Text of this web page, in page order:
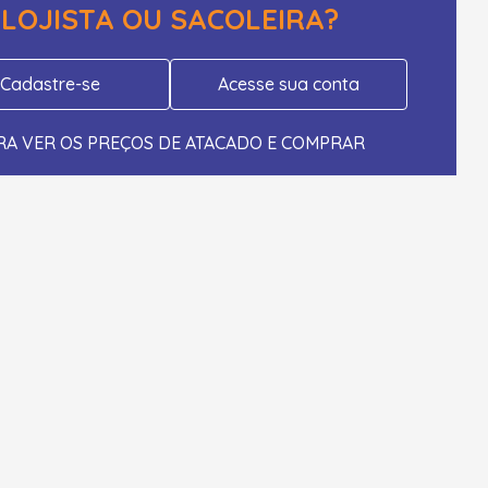
LOJISTA OU SACOLEIRA?
Cadastre-se Acesse sua conta
VER OS PREÇOS DE ATACADO E COMPRAR